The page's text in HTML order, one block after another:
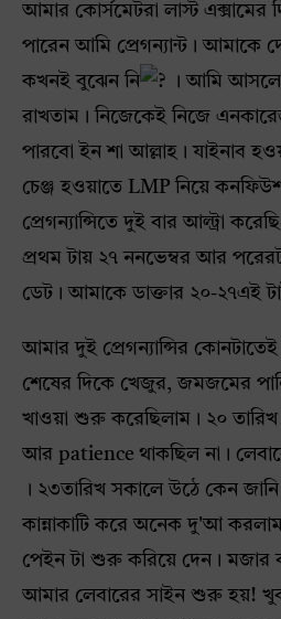
আমার কোর্সমেটরা লাস্ট
পারেন আমি প্রেগন্যান্ট। আমাকে
কখনই বুঝেন নি
। আমি আসলে
রাখতাম। নিজেকেই নিজে
পারবো ইন শা আল্লাহ। যাইনাব
চেঞ্জ হওয়াতে LMP নিয়ে
প্রেগন্যান্সিতে দুই বার আল্ট্রা
প্রথম টায় ২৭ ননভেম্বর আর
ডেট। আমাকে ডাক্তার ২০-২৭এই
আমার দুই প্রেগন্যান্সির
শেষের দিকে খেজুর, জমজমের
খাওয়া শুরু করেছিলাম। ২০
আর patience থাকছিল না।
। ২৩তারিখ সকালে উঠে কেন
কান্নাকাটি করে অনেক দু'আ
পেইন টা শুরু করিয়ে দেন। মজার
আমার লেবারের সাইন শুরু হয়!